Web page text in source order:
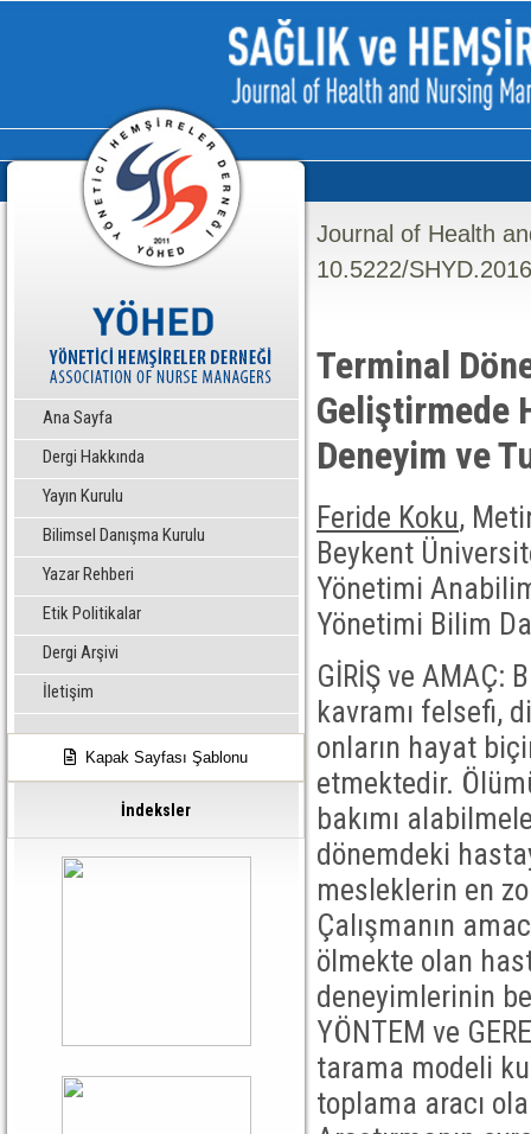
Ana Sayfa
Dergi Hakkında
Yayın Kurulu
Bilimsel Danışma Kurulu
Yazar Rehberi
Etik Politikalar
Dergi Arşivi
İletişim
Kapak Sayfası Şablonu
İndeksler
Journal of Health
10.5222/
Terminal
Geliştirmede
Deneyim ve
Feride Koku,
Beykent
Yönetimi
Yönetimi Bilim
GİRİŞ ve AMAÇ:
kavramı felsefi,
onların hayat
etmektedir.
bakımı
dönemdeki
mesleklerin en
Çalışmanın
ölmekte olan
deneyimlerinin
YÖNTEM ve
tarama modeli
toplama aracı